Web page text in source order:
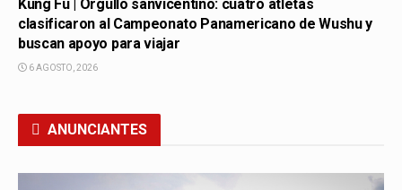
Kung Fu | Orgullo sanvicentino: cuatro atletas
clasificaron al Campeonato Panamericano de Wushu y
buscan apoyo para viajar
6 AGOSTO, 2026
ANUNCIANTES